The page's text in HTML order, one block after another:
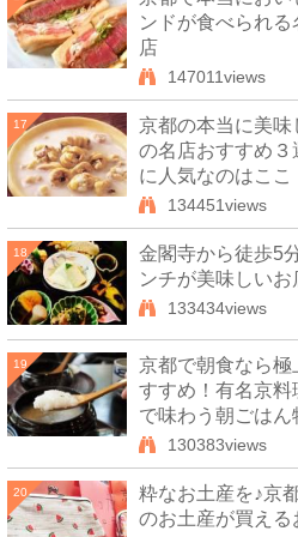
ンドが食べられる
店
147011views
17
京都の本当に美味
の名店おすすめ３
に人気なのはここ
134451views
18
金閣寺から徒歩5
ンチが美味しいお
133434views
19
京都で朝食なら極
すすめ！有名京料
で味わう朝ごはん
130383views
20
粋なお土産を♪京
のお土産が買える